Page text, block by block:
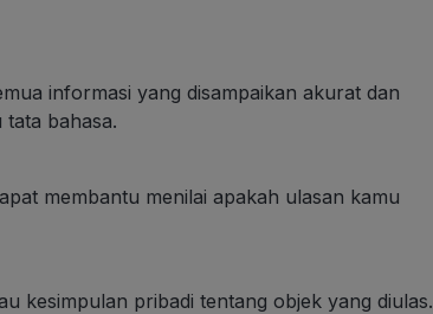
informasi yang disampaikan akurat dan
bahasa.
membantu menilai apakah ulasan kamu
kesimpulan pribadi tentang objek yang diulas.